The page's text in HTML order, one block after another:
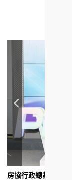
房協行政總裁陳欽勉